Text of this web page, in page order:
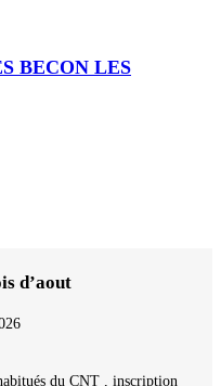
BECON LES
d’aout
du CNT , inscription